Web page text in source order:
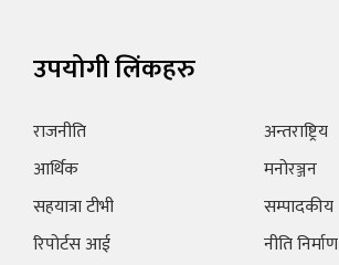
उपयोगी लिंकहरु
राजनीति
आर्थिक
सहयात्रा टीभी
रिपोर्टस आई
अन्तराष्ट्रिय
मनोरञ्जन
सम्पादकीय
नीति निर्माण